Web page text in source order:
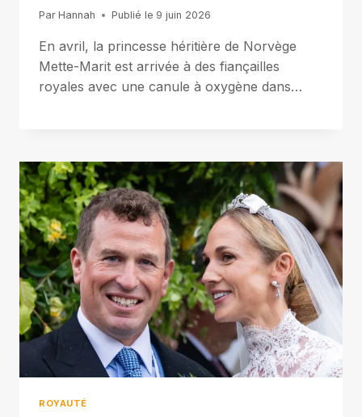
Par Hannah Publié le 9 juin 2026
En avril, la princesse héritière de Norvège
Mette-Marit est arrivée à des fiançailles
royales avec une canule à oxygène dans…
ROYAUTÉ